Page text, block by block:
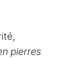
pierres